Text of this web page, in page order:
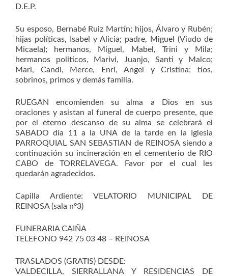
D.E.P.
Su esposo, Bernabé Ruiz Martín; hijos, Álvaro y Rubén;
hijas políticas, Isabel y Alicia; padre, Miguel (Viudo de
Micaela); hermanos, Miguel, Mabel, Trini y Mila;
hermanos políticos, Marivi, Juanjo, Santi y Malco;
Mari, Candi, Merce, Enri, Angel y Cristina; tíos,
sobrinos, primos y demás familia.
RUEGAN encomienden su alma a Dios en sus
oraciones y asistan al funeral de cuerpo presente, que
por el eterno descanso de su alma se celebrará el
SABADO día 11 a la UNA de la tarde en la Iglesia
PARROQUIAL SAN SEBASTIAN de REINOSA siendo a
continuación su incineración en el cementerio de RIO
CABO de TORRELAVEGA. Favor por el cual les
quedarán agradecidos.
Capilla Ardiente: VELATORIO MUNICIPAL DE
REINOSA (sala nº3)
FUNERARIA CAIÑA
TELEFONO 942 75 03 48 – REINOSA
TRASLADOS (GRATIS) DESDE:
VALDECILLA, SIERRALLANA Y RESIDENCIAS DE